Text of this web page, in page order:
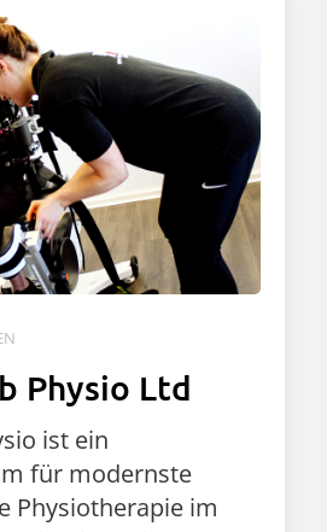
Physio Ltd
ist ein
für modernste
Physiotherapie im